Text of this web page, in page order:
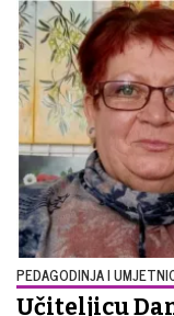
PEDAGODINJA I
Učiteljicu